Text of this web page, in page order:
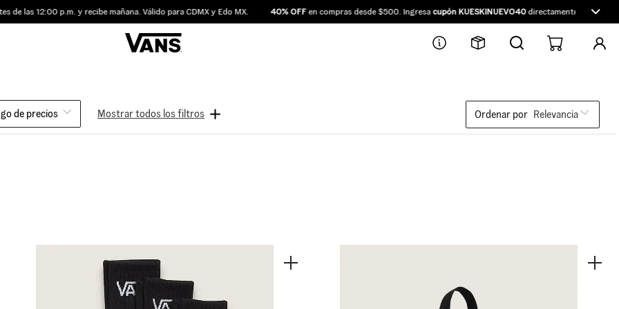
12:00 p.m. y recibe mañana. Válido para CDMX y Edo MX. 40% OFFen compras desde $500. Ingresacupón KUESKINUEVO40directamente en Kueski.
de precios Ordenar por Relevancia